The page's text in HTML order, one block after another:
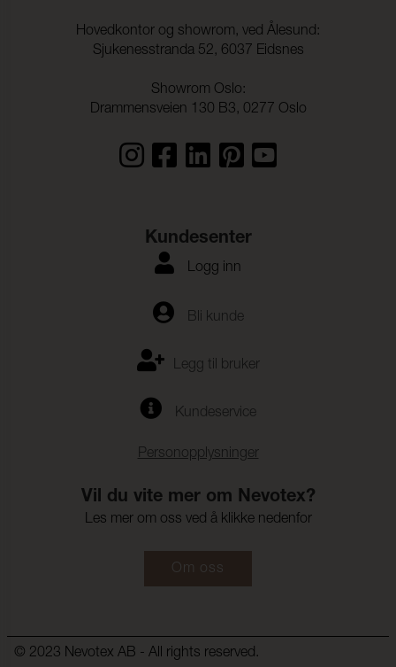
Hovedkontor og showrom, ved Ålesund:
Sjukenesstranda 52, 6037 Eidsnes
Showrom Oslo:
Drammensveien 130 B3, 0277 Oslo
Kundesenter
Logg inn
Bli kunde
Legg til bruker
Kundeservice
Personopplysninger
Vil du vite mer om Nevotex?
Les mer om oss ved å klikke nedenfor
Om oss
© 2023 Nevotex AB - All rights reserved.